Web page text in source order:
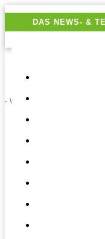
DAS NEWS- &
- Werbung -